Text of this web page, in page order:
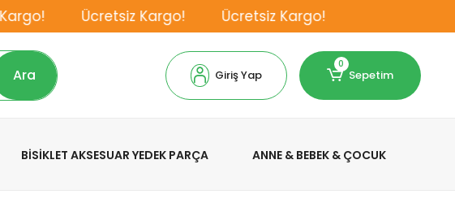
Ücretsiz Kargo! Ücretsiz Kargo!
Ara Giriş Yap
0
Sepetim
BİSİKLET AKSESUAR YEDEK PARÇA ANNE & BEBEK & ÇOCUK